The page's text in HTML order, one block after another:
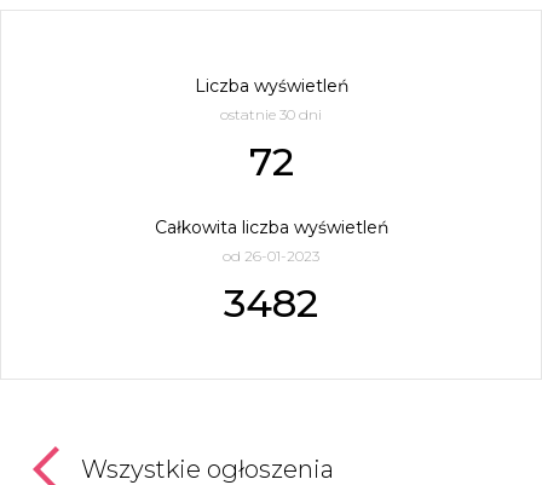
Liczba wyświetleń
ostatnie 30 dni
72
Całkowita liczba wyświetleń
od 26-01-2023
3482
Wszystkie ogłoszenia